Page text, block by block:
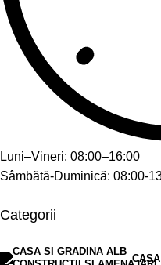
Luni–Vineri: 08:00–16:00
Sâmbătă-Duminică: 08:00-
Categorii